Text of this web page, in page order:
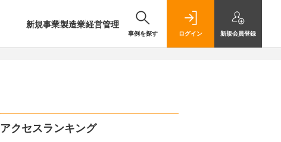
新規事業製造業経営管理
事例を探す ログイン 新規会員登録
アクセスランキング